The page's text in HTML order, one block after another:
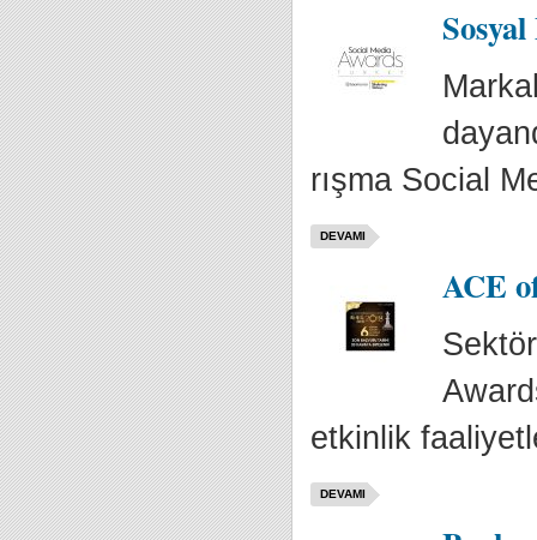
rışma Social
DEVAMI
ACE
etkinlik
DEVAMI